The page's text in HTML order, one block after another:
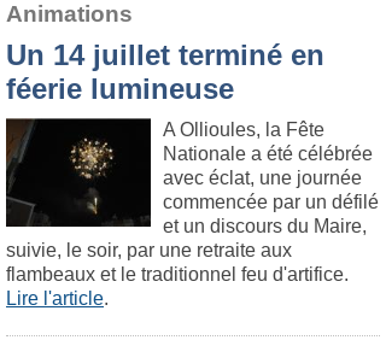
Animations
Un 14 juillet terminé en
féerie lumineuse
A Ollioules, la Fête
Nationale a été célébrée
avec éclat, une journée
commencée par un défilé
et un discours du Maire,
suivie, le soir, par une retraite aux
flambeaux et le traditionnel feu d'artifice.
Lire l'article.